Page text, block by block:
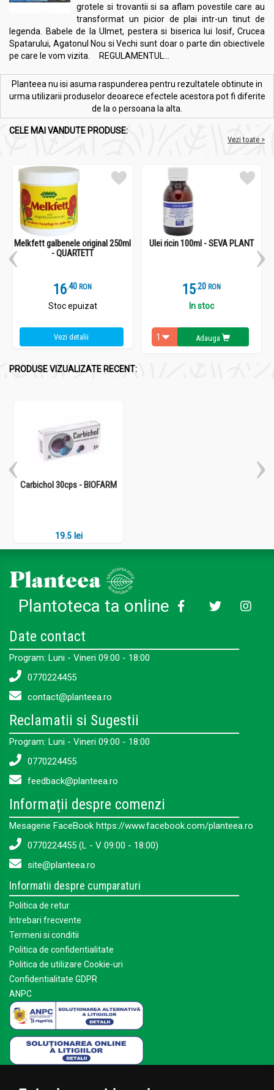
grotele si trovantii si sa aflam povestile care au
transformat un picior de plai intr-un tinut de
legenda. Babele de la Ulmet, pestera si biserica lui Iosif, Crucea
Spatarului, Agatonul Nou si Vechi sunt doar o parte din obiectivele
pe care le vom vizita. REGULAMENTUL...
Planteea nu isi asuma raspunderea pentru rezultatele obtinute in
urma utilizarii produselor deoarece efectele acestora pot fi diferite
de la o persoana la alta.
CELE MAI VANDUTE PRODUSE:
Vezi toate >
Melkfett galbenele original 250ml
- QUARTETT
16.4 RON
Stoc epuizat
Vezi detalii
Ulei ricin 100ml - SEVA PLANT
15.2 RON
In stoc
Adauga
PRODUSE VIZUALIZATE RECENT:
Carbichol 30cps - BIOFARM
19.5 lei
Plantoteca ta online
Date contact
Program: Luni - Vineri 09:00 - 18:00
0770224455
contact@planteea.ro
Reclamatii si Sugestii
Program: Luni - Vineri 09:00 - 18:00
0770224455
feedback@planteea.ro
Informații despre comenzi
Mesagerie FaceBook https://www.facebook.com/planteea.ro
0770224455 (L - V 09:00 - 18:00)
site@planteea.ro
Informatii despre cumparaturi
Politica de retur
Intrebari frecvente
Termeni si conditii
Politica de confidentialitate
Politica de utilizare Cookie-uri
Confidentialitate GDPR
ANPC